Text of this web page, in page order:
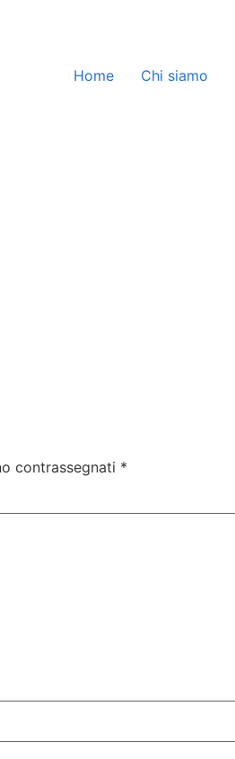
Home Chi siamo
contrassegnati *